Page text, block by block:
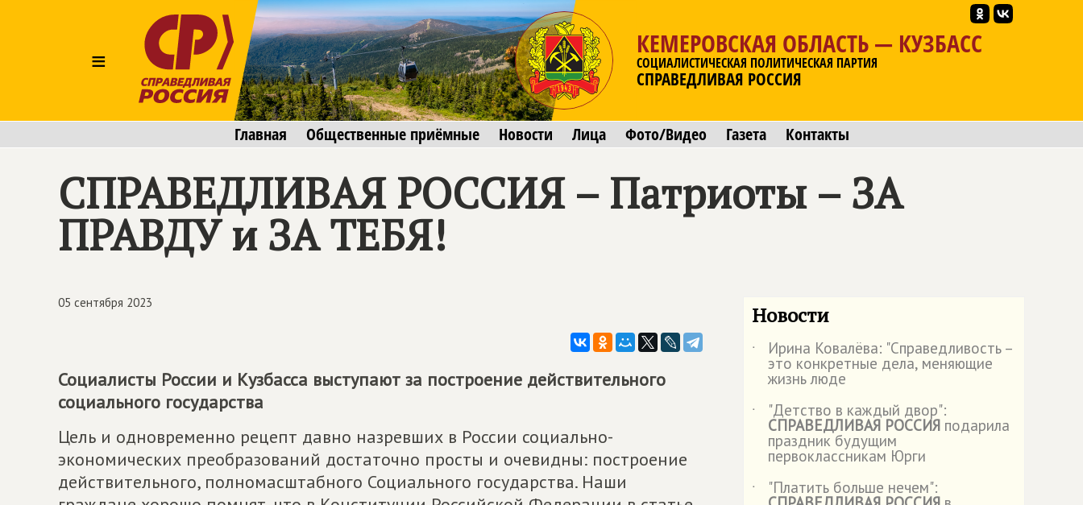
≡
КЕМЕРОВСКАЯ ОБЛАСТЬ — КУЗБАСС
СОЦИАЛИСТИЧЕСКАЯ ПОЛИТИЧЕСКАЯ ПАРТИЯ
СПРАВЕДЛИВАЯ РОССИЯ
Главная Общественные приёмные Новости Лица Фото/Видео Газета Контакты
СПРАВЕДЛИВАЯ РОССИЯ – Патриоты – ЗА
ПРАВДУ и ЗА ТЕБЯ!
05 сентября 2023
Социалисты России и Кузбасса выступают за построение действительного
социального государства
Цель и одновременно рецепт давно назревших в России социально-
экономических преобразований достаточно просты и очевидны: построение
действительного, полномасштабного Социального государства. Наши
Новости
˙ Ирина Ковалёва: "Справедливость –
это конкретные дела, меняющие
жизнь люде
˙
"Детство в каждый двор":
СПРАВЕДЛИВАЯ РОССИЯ подарила
праздник будущим
первоклассникам Юрги
˙
"Платить больше нечем":